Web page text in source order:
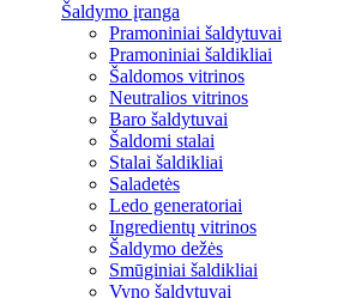
Šaldymo įranga
Pramoniniai šaldytuvai
Pramoniniai šaldikliai
Šaldomos vitrinos
Neutralios vitrinos
Baro šaldytuvai
Šaldomi stalai
Stalai šaldikliai
Saladetės
Ledo generatoriai
Ingredientų vitrinos
Šaldymo dežės
Smūginiai šaldikliai
Vyno šaldytuvai